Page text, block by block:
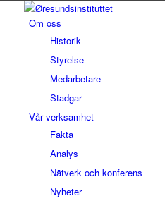
Om oss
Historik
Styrelse
Medarbetare
Stadgar
Vår verksamhet
Fakta
Analys
Nätverk och konferens
Nyheter